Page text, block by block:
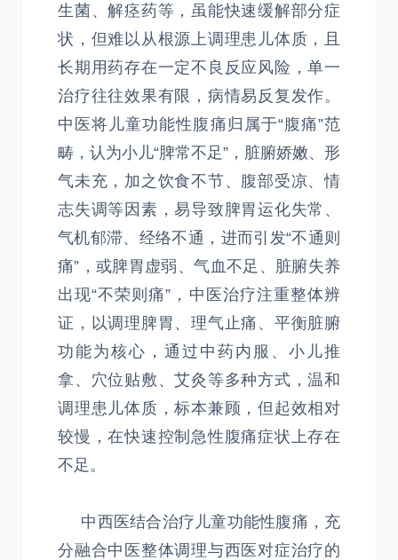
生菌、解痉药等，虽能快速缓解部分症
状，但难以从根源上调理患儿体质，且
长期用药存在一定不良反应风险，单一
治疗往往效果有限，病情易反复发作。
中医将儿童功能性腹痛归属于“腹痛”范
畴，认为小儿“脾常不足”，脏腑娇嫩、形
气未充，加之饮食不节、腹部受凉、情
志失调等因素，易导致脾胃运化失常、
气机郁滞、经络不通，进而引发“不通则
痛”，或脾胃虚弱、气血不足、脏腑失养
出现“不荣则痛”，中医治疗注重整体辨
证，以调理脾胃、理气止痛、平衡脏腑
功能为核心，通过中药内服、小儿推
拿、穴位贴敷、艾灸等多种方式，温和
调理患儿体质，标本兼顾，但起效相对
较慢，在快速控制急性腹痛症状上存在
不足。
中西医结合治疗儿童功能性腹痛，充
分融合中医整体调理与西医对症治疗的